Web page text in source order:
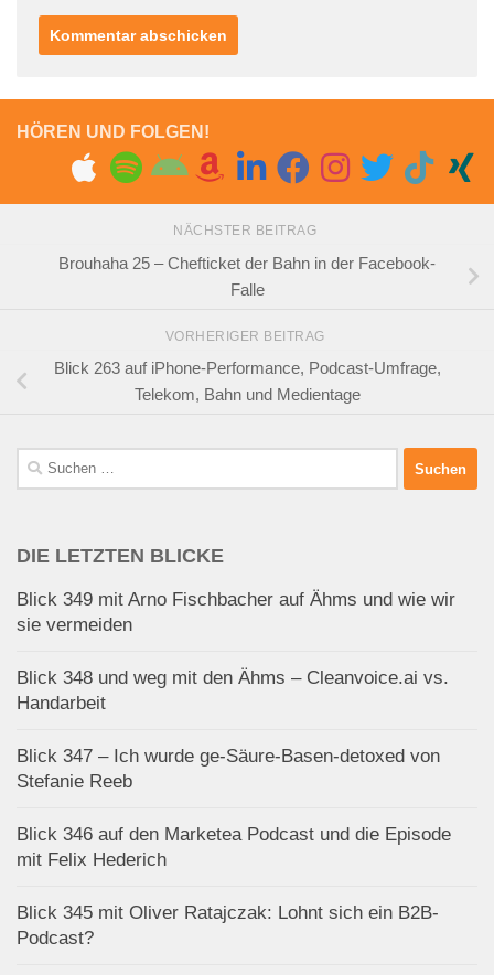
HÖREN UND FOLGEN!
NÄCHSTER BEITRAG
Brouhaha 25 – Chefticket der Bahn in der Facebook-
Falle
VORHERIGER BEITRAG
Blick 263 auf iPhone-Performance, Podcast-Umfrage,
Telekom, Bahn und Medientage
Suchen
nach:
DIE LETZTEN BLICKE
Blick 349 mit Arno Fischbacher auf Ähms und wie wir
sie vermeiden
Blick 348 und weg mit den Ähms – Cleanvoice.ai vs.
Handarbeit
Blick 347 – Ich wurde ge-Säure-Basen-detoxed von
Stefanie Reeb
Blick 346 auf den Marketea Podcast und die Episode
mit Felix Hederich
Blick 345 mit Oliver Ratajczak: Lohnt sich ein B2B-
Podcast?